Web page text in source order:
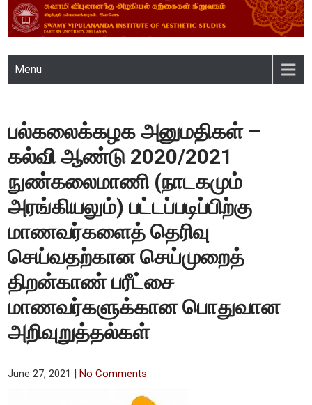
SWAMY VIPULANANDA
INSTITUTE OF AESTHETIC
STUDIES, EASTERN
UNIVERSITY, SRI LANKA
Menu
பல்கலைக்கழக அனுமதிகள் –
கல்வி ஆண்டு 2020/2021
நுண்கலைமாணி (நாடகமும்
அரங்கியலும்) பட்டப்படிப்பிற்கு
மாணவர்களைத் தெரிவு
செய்வதற்கான செய்முறைத்
திறன்காண் பரீட்சை
மாணவர்களுக்கான பொதுவான
அறிவுறுத்தல்கள்
June 27, 2021 |No Comments